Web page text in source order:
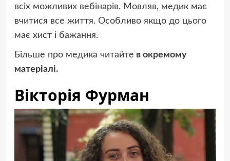
всіх можливих вебінарів. Мовляв, медик має
вчитися все життя. Особливо якщо до цього
має хист і бажання.
Більше про медика читайте в окремому
матеріалі.
Вікторія Фурман